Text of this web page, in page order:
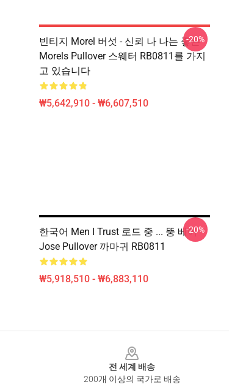
빈티지 Morel 버섯 - 신뢰 나 나는 좋은
Morels Pullover 스웨터 RB0811를 가지
고 있습니다
₩5,642,910 - ₩6,607,510
-20%
한국어 Men I Trust 로드 중 ... 뚱 베어
Jose Pullover 까마귀 RB0811
₩5,918,510 - ₩6,883,110
-20%
전 세계 배송
200개 이상의 국가로 배송